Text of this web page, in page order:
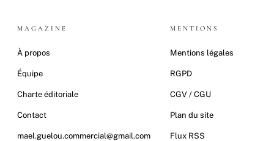
MAGAZINE
À propos
Équipe
Charte éditoriale
Contact
mael.guelou.commercial@gmail.com
MENTIONS
Mentions légales
RGPD
CGV / CGU
Plan du site
Flux RSS